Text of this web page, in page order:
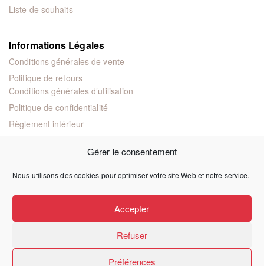
Gérer le consentement
Nous utilisons des cookies pour optimiser votre site Web et notre service.
Accepter
Refuser
Préférences
Liste de souhaits
Informations Légales
Conditions générales de vente
Politique de retours
Conditions générales d’utilisation
Politique de confidentialité
Règlement intérieur
© 2024 Éditions juridiques et techniques